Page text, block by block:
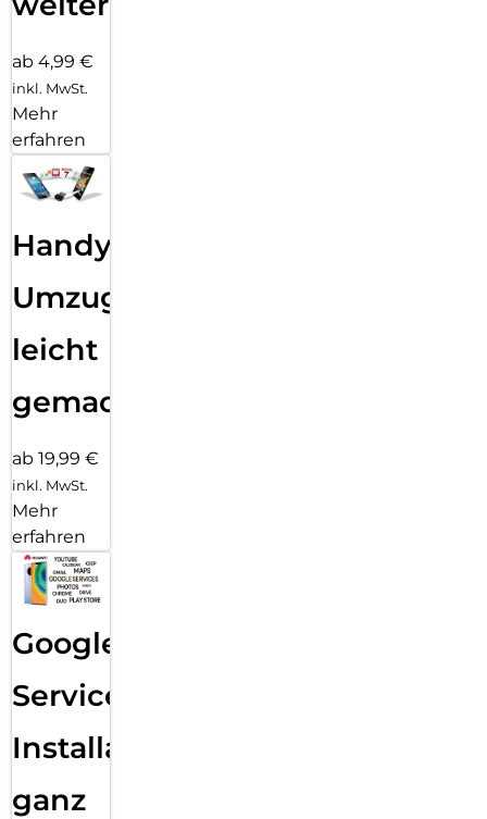
ab 4,99 €
inkl. MwSt.
Mehr
erfahren
Handy
Umzug
leicht
gemacht!
ab 19,99 €
inkl. MwSt.
Mehr
erfahren
Google
Services
Installation
ganz